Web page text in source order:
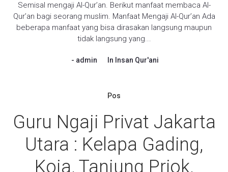
Semisal mengaji Al-Qur’an. Berikut manfaat membaca Al-
Qur’an bagi seorang muslim. Manfaat Mengaji Al-Qur’an Ada
beberapa manfaat yang bisa dirasakan langsung maupun
tidak langsung yang...
admin In Insan Qur'ani
Pos
Guru Ngaji Privat Jakarta
Utara : Kelapa Gading,
Koja, Tanjung Priok,